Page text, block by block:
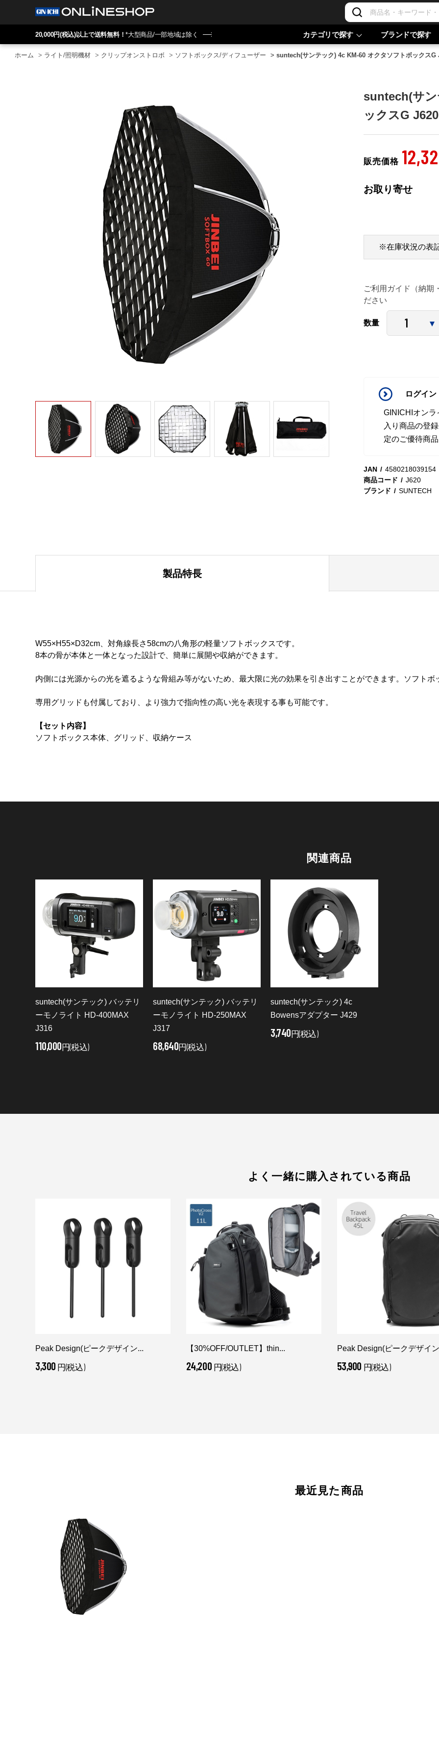
20,000円(税込)以上で送料無料！*大型商品/一部地域は除く カテゴリで探す ブランドで探す
ホーム > ライト/照明機材 > クリップオンストロボ > ソフトボックス/ディフューザー > suntech(サンテック) 4c KM-60 オクタソフトボックスG
suntech(サ
ックスG J620
販売価格
お取り寄せ
ご利用ガイド（納期
ださい
※在庫状況の表
数量
ログイ
GINICHIオン
入り商品の登
定のご優待商
JAN
4580218039154
商品コード
J620
ブランド
SUNTECH
製品特長
W55×H55×D32cm、対角線長さ58cmの八角形の軽量ソフトボックスです。
8本の骨が本体と一体となった設計で、簡単に展開や収納ができます。
内側には光源からの光を遮るような骨組み等がないため、最大限に光の効果を引き出すことができます。ソフト
専用グリッドも付属しており、より強力で指向性の高い光を表現する事も可能です。
【セット内容】
ソフトボックス本体、グリッド、収納ケース
関連商品
suntech(サンテック) バッテリ
ーモノライト HD-400MAX
J316
110,000円(税込)
suntech(サンテック) バッテリ
ーモノライト HD-250MAX
J317
68,640円(税込)
suntech(サンテック) 4c
Bowensアダプター J429
3,740円(税込)
よく一緒に購入されている商品
Peak Design(ピークデザイン...
3,300 円(税込)
【30%OFF/OUTLET】thin...
24,200 円(税込)
Peak Design(ピークデザイ
53,900 円(税込)
最近見た商品